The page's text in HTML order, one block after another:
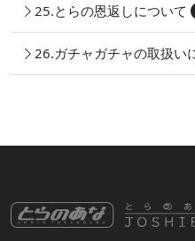
25.とらの恩返しについて
26.ガチャガチャの取扱い